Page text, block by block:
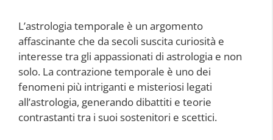
L’astrologia temporale è un argomento
affascinante che da secoli suscita curiosità e
interesse tra gli appassionati di astrologia e non
solo. La contrazione temporale è uno dei
fenomeni più intriganti e misteriosi legati
all’astrologia, generando dibattiti e teorie
contrastanti tra i suoi sostenitori e scettici.